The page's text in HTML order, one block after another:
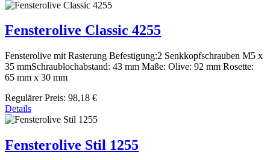
Fensterolive Classic 4255
Fensterolive mit Rasterung Befestigung:2 Senkkopfschrauben M5 x
35 mmSchraublochabstand: 43 mm Maße: Olive: 92 mm Rosette:
65 mm x 30 mm
Regulärer Preis: 98,18 €
Details
Fensterolive Stil 1255